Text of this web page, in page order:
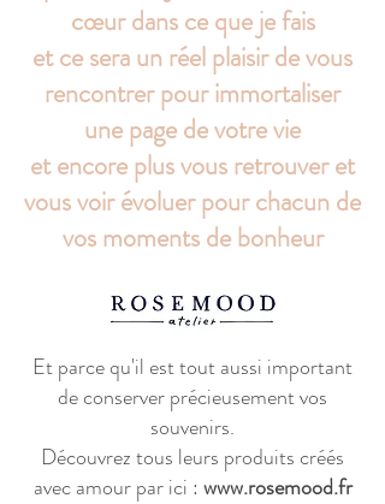
cœur dans ce que je fais
et ce sera un réel plaisir de vous
rencontrerpour immortaliser
une page de votre vie
et encore plus vous retrouver et
vous voir évoluer pour chacun de
vos moments de bonheur
Et parce qu'il est tout aussi important
de conserver précieusement vos
souvenirs.
Découvrez tous leurs produits créés
avec amour par ici : www.rosemood.fr